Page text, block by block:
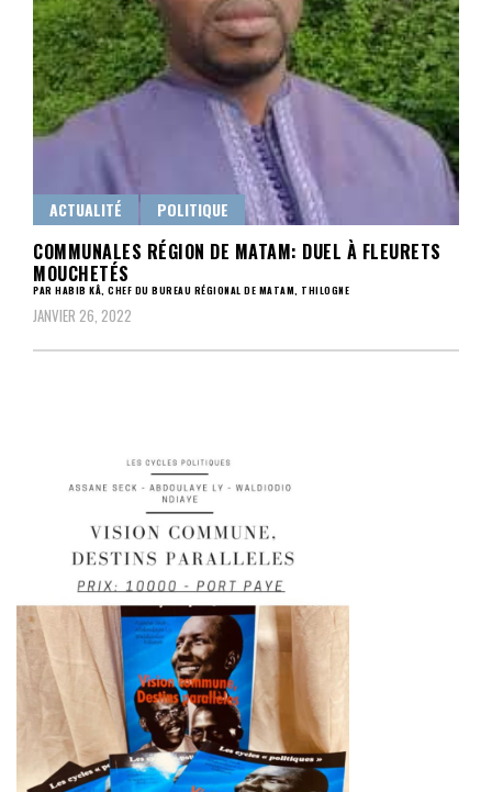
ACTUALITÉ POLITIQUE
COMMUNALES RÉGION DE MATAM: DUEL À FLEURETS
MOUCHETÉS
PAR HABIB KÂ, CHEF DU BUREAU RÉGIONAL DE MATAM, THILOGNE
JANVIER 26, 2022